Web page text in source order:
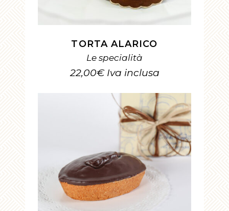
TORTA ALARICO
Le specialità
22,00€ Iva inclusa
AGGIUNGI AL CARRELLO